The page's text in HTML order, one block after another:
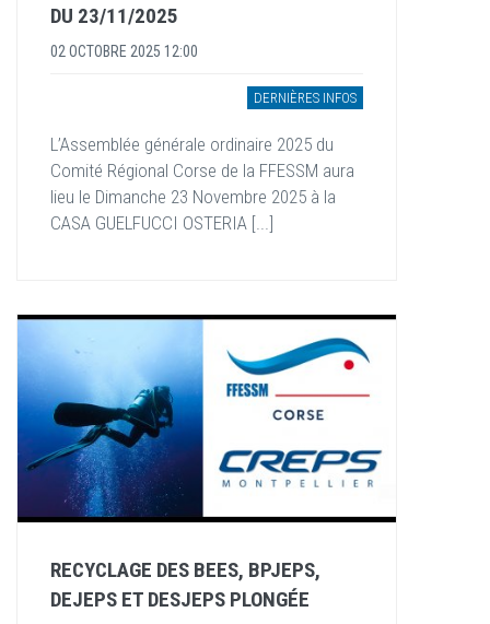
DU 23/11/2025
02 OCTOBRE 2025 12:00
DERNIÈRES INFOS
L’Assemblée générale ordinaire 2025 du
Comité Régional Corse de la FFESSM aura
lieu le Dimanche 23 Novembre 2025 à la
CASA GUELFUCCI OSTERIA [...]
RECYCLAGE DES BEES, BPJEPS,
DEJEPS ET DESJEPS PLONGÉE